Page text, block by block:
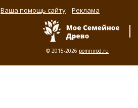
Ваша помощь сайту Реклама
© 2015-2026 pomnirod.ru